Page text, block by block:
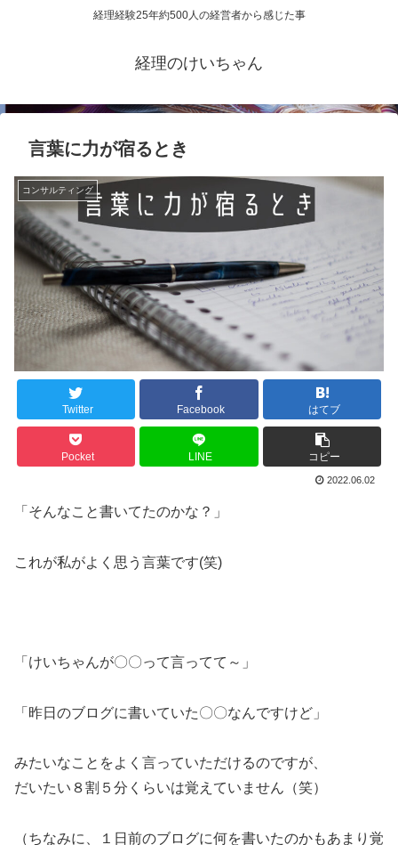
経理経験25年約500人の経営者から感じた事
経理のけいちゃん
言葉に力が宿るとき
コンサルティング
Twitter Facebook はてブ
Pocket LINE コピー
2022.06.02
「そんなこと書いてたのかな？」
これが私がよく思う言葉です(笑)
「けいちゃんが〇〇って言ってて～」
「昨日のブログに書いていた〇〇なんですけど」
みたいなことをよく言っていただけるのですが、
だいたい８割５分くらいは覚えていません（笑）
（ちなみに、１日前のブログに何を書いたのかもあまり覚